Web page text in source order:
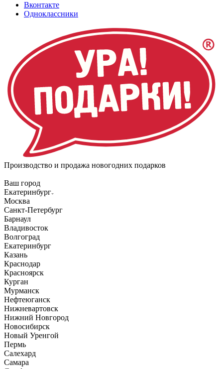
Вконтакте
Одноклассники
Производство и продажа новогодних подарков
Ваш город
Екатеринбург
Москва
Санкт-Петербург
Барнаул
Владивосток
Волгоград
Екатеринбург
Казань
Краснодар
Красноярск
Курган
Мурманск
Нефтеюганск
Нижневартовск
Нижний Новгород
Новосибирск
Новый Уренгой
Пермь
Салехард
Самара